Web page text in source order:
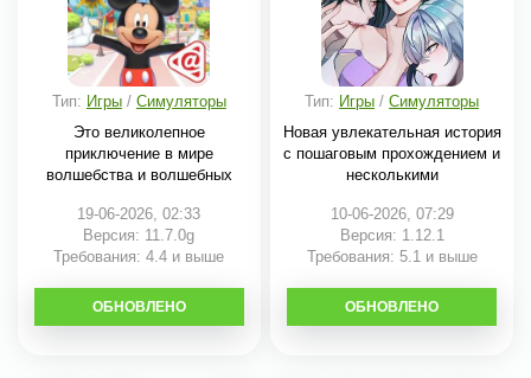
Тип: Игры/ Симуляторы
Это великолепное
приключение в мире
волшебства и волшебных
19-06-2026, 02:33
Версия: 11.7.0g
Требования: 4.4 и выше
СКАЧАТЬ
ОБНОВЛЕНО
Тип: Игры /Симуляторы
Новая увлекательная история
с пошаговым прохождением и
несколькими
10-06-2026, 07:29
Версия: 1.12.1
Требования: 5.1 и выше
СКАЧАТЬ
ОБНОВЛЕНО